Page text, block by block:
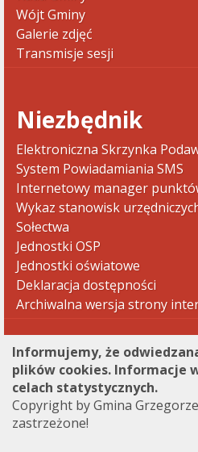
Wójt Gminy
Galerie zdjęć
Transmisje sesji
Niezbędnik
Elektroniczna Skrzynka
System Powiadamiania SMS
Internetowy manager
Wykaz stanowisk
Sołectwa
Jednostki OSP
Jednostki oświatowe
Deklaracja dostępności
Archiwalna wersja strony
Informujemy, że
plików cookies. Informacje
celach statystycznych.
Copyright by Gmina
zastrzeżone!